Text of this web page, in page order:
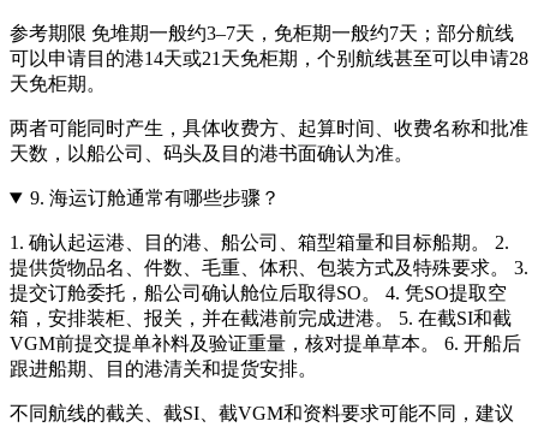
参考期限 免堆期一般约3–7天，免柜期一般约7天；部分航线
可以申请目的港14天或21天免柜期，个别航线甚至可以申请28
天免柜期。
两者可能同时产生，具体收费方、起算时间、收费名称和批准
天数，以船公司、码头及目的港书面确认为准。
9. 海运订舱通常有哪些步骤？
1. 确认起运港、目的港、船公司、箱型箱量和目标船期。 2.
提供货物品名、件数、毛重、体积、包装方式及特殊要求。 3.
提交订舱委托，船公司确认舱位后取得SO。 4. 凭SO提取空
箱，安排装柜、报关，并在截港前完成进港。 5. 在截SI和截
VGM前提交提单补料及验证重量，核对提单草本。 6. 开船后
跟进船期、目的港清关和提货安排。
不同航线的截关、截SI、截VGM和资料要求可能不同，建议